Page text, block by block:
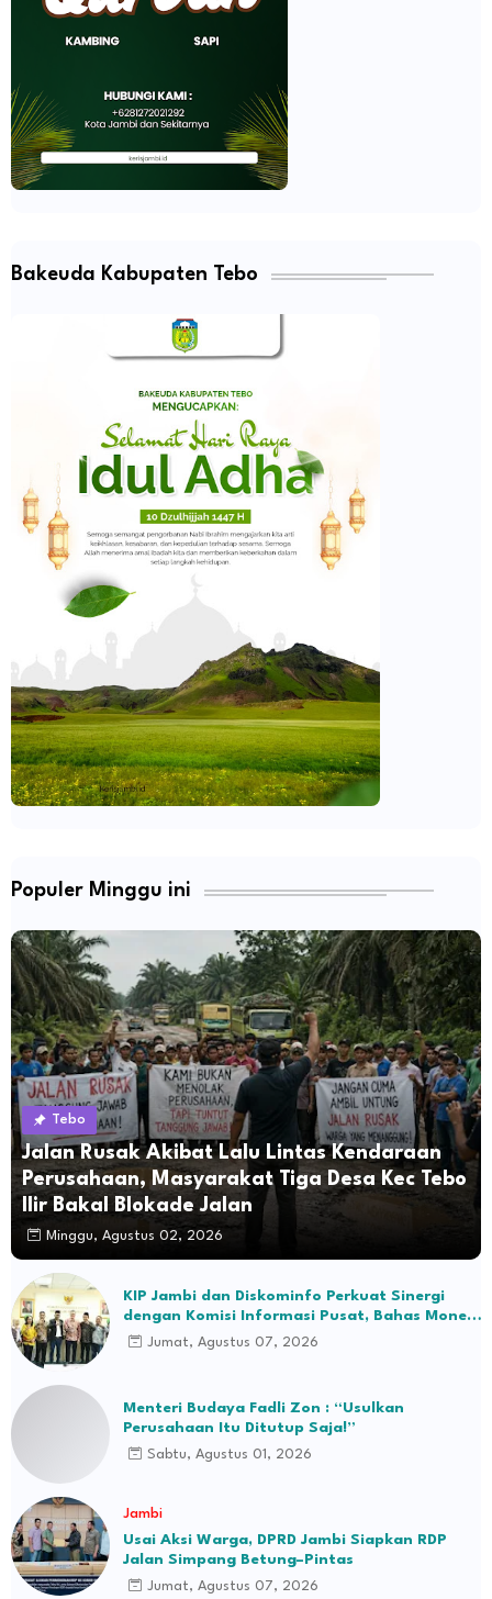
Bakeuda Kabupaten Tebo
Populer Minggu ini
Tebo
Jalan Rusak Akibat Lalu Lintas Kendaraan
Perusahaan, Masyarakat Tiga Desa Kec Tebo
Ilir Bakal Blokade Jalan
Minggu, Agustus 02, 2026
KIP Jambi dan Diskominfo Perkuat Sinergi
dengan Komisi Informasi Pusat, Bahas Monev
hingga Seleksi Komisioner
Jumat, Agustus 07, 2026
Menteri Budaya Fadli Zon : “Usulkan
Perusahaan Itu Ditutup Saja!”
Sabtu, Agustus 01, 2026
Jambi
Usai Aksi Warga, DPRD Jambi Siapkan RDP
Jalan Simpang Betung–Pintas
Jumat, Agustus 07, 2026